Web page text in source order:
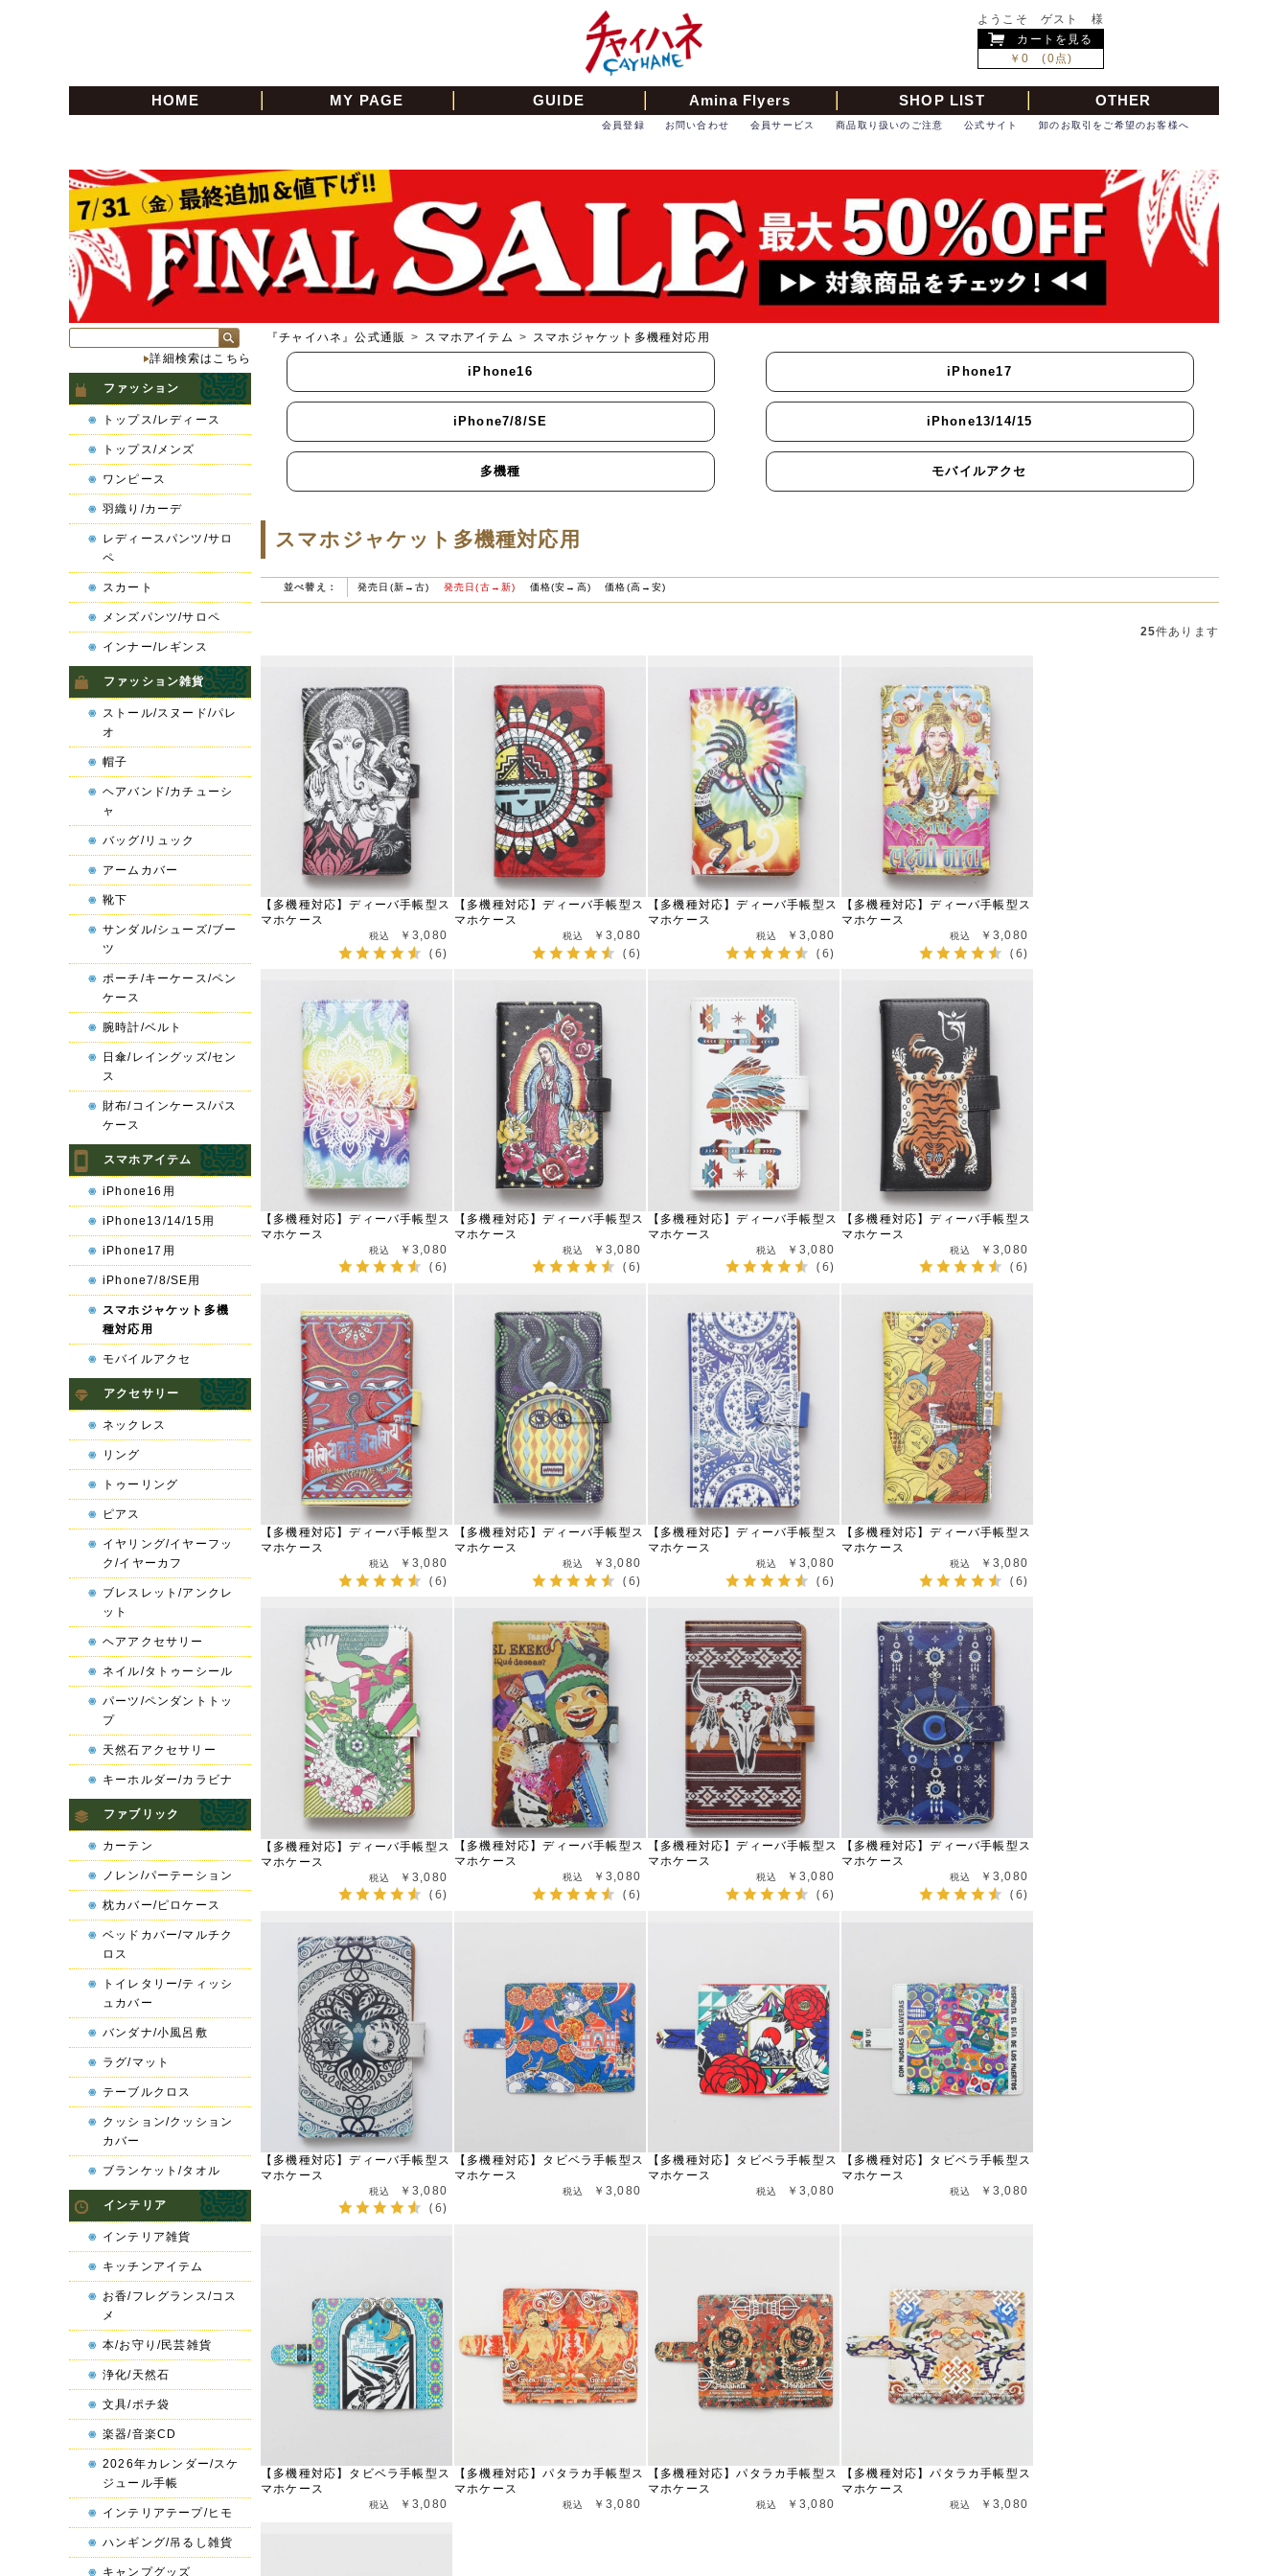
ようこそ ゲスト 様
カートを見る
￥0 (0点)
HOME MY PAGE GUIDE Amina Flyers SHOP LIST OTHER
卸のお取引をご希望のお客様へ
公式サイト
商品取り扱いのご注意
会員サービス
お問い合わせ
会員登録
『チャイハネ』公式通販 > スマホアイテム > スマホジャケット多機種対応用
iPhone16 iPhone17
iPhone7/8/SE iPhone13/14/15
多機種 モバイルアクセ
スマホジャケット多機種対応用
並べ替え： 発売日(新→古) 発売日(古→新) 価格(安→高) 価格(高→安)
25件あります
【多機種対応】ディーバ手帳型ス
マホケース
￥3,080
(6)
【多機種対応】ディーバ手帳型ス
マホケース
￥3,080
(6)
【多機種対応】ディーバ手帳型ス
マホケース
￥3,080
(6)
【多機種対応】ディーバ手帳型ス
マホケース
￥3,080
(6)
【多機種対応】ディーバ手帳型ス
マホケース
￥3,080
(6)
【多機種対応】ディーバ手帳型ス
マホケース
￥3,080
(6)
【多機種対応】ディーバ手帳型ス
マホケース
￥3,080
(6)
【多機種対応】ディーバ手帳型ス
マホケース
￥3,080
(6)
【多機種対応】ディーバ手帳型ス
マホケース
￥3,080
(6)
【多機種対応】ディーバ手帳型ス
マホケース
￥3,080
(6)
【多機種対応】ディーバ手帳型ス
マホケース
￥3,080
(6)
【多機種対応】ディーバ手帳型ス
マホケース
￥3,080
(6)
【多機種対応】ディーバ手帳型ス
マホケース
￥3,080
(6)
【多機種対応】ディーバ手帳型ス
マホケース
￥3,080
(6)
【多機種対応】ディーバ手帳型ス
マホケース
￥3,080
(6)
【多機種対応】ディーバ手帳型ス
マホケース
￥3,080
(6)
【多機種対応】ディーバ手帳型ス
マホケース
￥3,080
(6)
【多機種対応】タビベラ手帳型ス
マホケース
￥3,080
【多機種対応】タビベラ手帳型ス
マホケース
￥3,080
【多機種対応】タビベラ手帳型ス
マホケース
￥3,080
【多機種対応】タビベラ手帳型ス
マホケース
￥3,080
【多機種対応】パタラカ手帳型ス
マホケース
￥3,080
【多機種対応】パタラカ手帳型ス
マホケース
￥3,080
【多機種対応】パタラカ手帳型ス
マホケース
￥3,080
詳細検索はこちら
ファッション
トップス/レディース
トップス/メンズ
ワンピース
羽織り/カーデ
レディースパンツ/サロ
ペ
スカート
メンズパンツ/サロペ
インナー/レギンス
ファッション雑貨
ストール/スヌード/パレ
オ
帽子
ヘアバンド/カチューシ
ャ
バッグ/リュック
アームカバー
靴下
サンダル/シューズ/ブー
ツ
ポーチ/キーケース/ペン
ケース
腕時計/ベルト
日傘/レイングッズ/セン
ス
財布/コインケース/パス
ケース
スマホアイテム
iPhone16用
iPhone13/14/15用
iPhone17用
iPhone7/8/SE用
スマホジャケット多機
種対応用
モバイルアクセ
アクセサリー
ネックレス
リング
トゥーリング
ピアス
イヤリング/イヤーフッ
ク/イヤーカフ
ブレスレット/アンクレ
ット
ヘアアクセサリー
ネイル/タトゥーシール
パーツ/ペンダントトッ
プ
天然石アクセサリー
キーホルダー/カラビナ
ファブリック
カーテン
ノレン/パーテーション
枕カバー/ピロケース
ベッドカバー/マルチク
ロス
トイレタリー/ティッシ
ュカバー
バンダナ/小風呂敷
ラグ/マット
テーブルクロス
クッション/クッション
カバー
ブランケット/タオル
インテリア
インテリア雑貨
キッチンアイテム
お香/フレグランス/コス
メ
本/お守り/民芸雑貨
浄化/天然石
文具/ポチ袋
楽器/音楽CD
2026年カレンダー/スケ
ジュール手帳
インテリアテープ/ヒモ
ハンギング/吊るし雑貨
キャンプグッズ